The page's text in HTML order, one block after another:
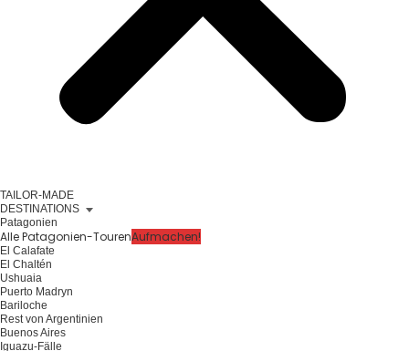
TAILOR-MADE
DESTINATIONS
Patagonien
Alle Patagonien-TourenAufmachen!
El Calafate
El Chaltén
Ushuaia
Puerto Madryn
Bariloche
Rest von Argentinien
Buenos Aires
Iguazu-Fälle